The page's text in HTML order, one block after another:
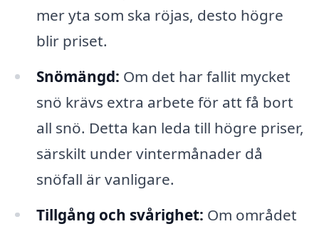
mer yta som ska röjas, desto högre
blir priset.
Snömängd: Om det har fallit mycket
snö krävs extra arbete för att få bort
all snö. Detta kan leda till högre priser,
särskilt under vintermånader då
snöfall är vanligare.
Tillgång och svårighet: Om området